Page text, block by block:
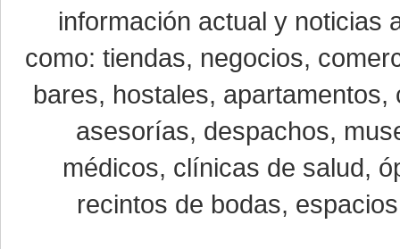
información actual y noticias
como: tiendas, negocios,
bares, hostales,
asesorías, despachos,
médicos, clínicas de salud,
recintos de bodas,